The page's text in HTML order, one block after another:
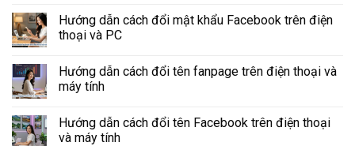
Hướng dẫn cách đổi mật khẩu Facebook trên điện
thoại và PC
Hướng dẫn cách đổi tên fanpage trên điện thoại và
máy tính
Hướng dẫn cách đổi tên Facebook trên điện thoại
và máy tính